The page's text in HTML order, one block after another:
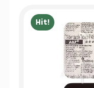
Hit!